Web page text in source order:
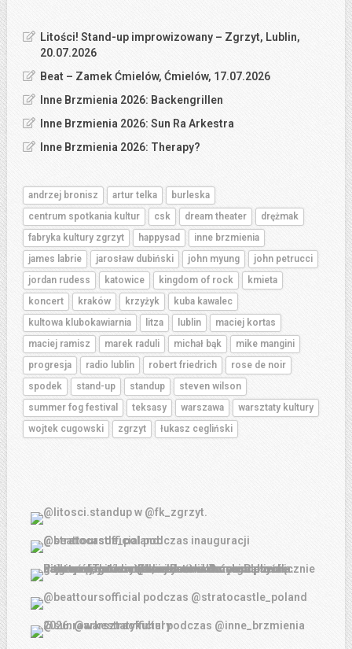
Litości! Stand-up improwizowany – Zgrzyt, Lublin,
20.07.2026
Beat – Zamek Ćmielów, Ćmielów, 17.07.2026
Inne Brzmienia 2026: Backengrillen
Inne Brzmienia 2026: Sun Ra Arkestra
Inne Brzmienia 2026: Therapy?
andrzej bronisz artur telka
burleska
centrum spotkania kultur
csk dream theater
drężmak
fabryka kultury zgrzyt
happysad
inne brzmienia
james labrie
jarosław dubiński john myung
john petrucci
jordan rudess
katowice kingdom of rock
kmieta
koncert
kraków krzyżyk
kuba kawalec
kultowa klubokawiarnia
litza lublin
maciej kortas
maciej ramisz
marek raduli michał bąk
mike mangini
progresja
radio lublin robert friedrich
rose de noir
spodek
stand-up standup
steven wilson
summer fog festival
teksasy warszawa
warsztaty kultury
wojtek cugowski
zgrzyt łukasz cegliński